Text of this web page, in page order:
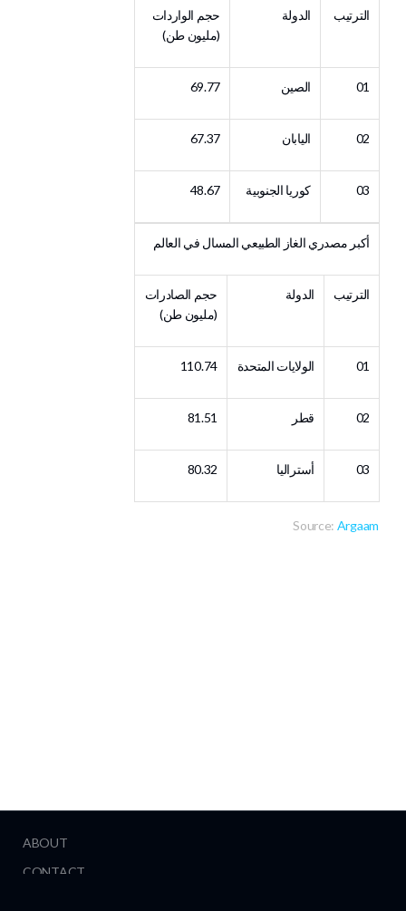
الترتيب الدولة
حجم الواردات
(مليون طن)
01 الصين 69.77
02 اليابان 67.37
03 كوريا الجنوبية 48.67
أكبر مصدري الغاز الطبيعي المسال في العالم
الترتيب الدولة
حجم الصادرات
(مليون طن)
01 الولايات المتحدة 110.74
02 قطر 81.51
03 أستراليا 80.32
Source: Argaam
ABOUT
CONTACT